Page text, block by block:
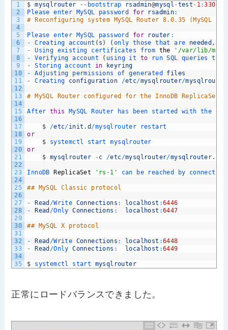
1
2
3
4
5
6
7
8
9
10
11
12
13
14
15
16
17
18
19
20
21
22
23
24
25
26
27
28
29
30
31
32
33
34
35
$ mysqlrouter -- bootstrap rsadmin@mysql -test - 1 :3306
Please enter MySQL password for rsadmin:
# Reconfiguring system MySQL Router 8.0.35 (MySQL
Please enter MySQL password for router :
-
Creating account ( s ) ( only those that are needed ,
-
Using existing certificates from the
'/var/lib/
-
Verifying account ( using it to run SQL queries
-
Storing account in
keyring
-
Adjusting permissions of generated files
-
Creating configuration /etc/mysqlrouter/mysqlrouter
# MySQL Router configured for the InnoDB ReplicaSet
After this MySQL Router has been started with the
$ /etc/init . d /mysqlrouter
restart
or
$
systemctl start mysqlrouter
or
$ mysqlrouter -c /etc/mysqlrouter/mysqlrouter.
InnoDB ReplicaSet 'rs-1' can be reached by
## MySQL Classic protocol
- Read /Write Connections : localhost :6446
-
Read /Only Connections : localhost :6447
## MySQL X protocol
- Read /Write Connections : localhost :6448
-
Read /Only Connections : localhost :6449
$ systemctl start mysqlrouter
正常にロードバランスできました。